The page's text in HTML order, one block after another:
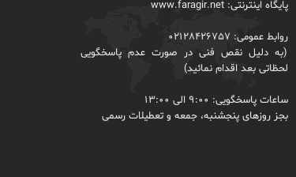
پایگاه اینترنتی: www.faragir.net
روابط عمومی: 02128426757
(به دلیل نقص فنی در صورت عدم پاسخگویی
لحظاتی بعد اقدام نمائید)
ساعات پاسخگویی: 9:00 الی 13:00
بجز روزهای پنجشنبه، جمعه و تعطیلات رسمی